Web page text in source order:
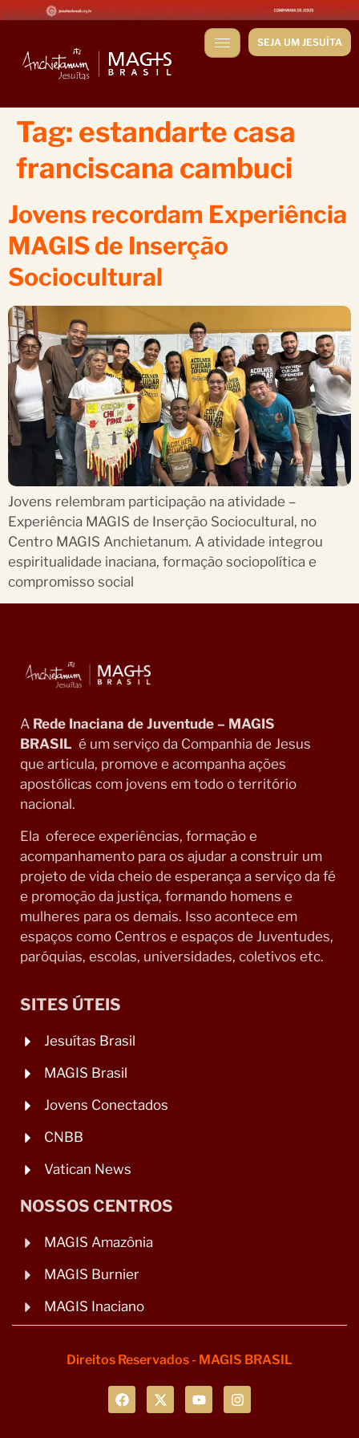
SEJA UM JESUÍTA
Tag: estandarte casa
franciscana cambuci
Jovens recordam Experiência
MAGIS de Inserção
Sociocultural
Jovens relembram participação na atividade –
Experiência MAGIS de Inserção Sociocultural, no
Centro MAGIS Anchietanum. A atividade integrou
espiritualidade inaciana, formação sociopolítica e
compromisso social
A Rede Inaciana de Juventude – MAGIS
BRASIL é um serviço da Companhia de Jesus
que articula, promove e acompanha ações
apostólicas com jovens em todo o território
nacional.
Ela oferece experiências, formação e
acompanhamento para os ajudar a construir um
projeto de vida cheio de esperança a serviço da fé
e promoção da justiça, formando homens e
mulheres para os demais. Isso acontece em
espaços como Centros e espaços de Juventudes,
paróquias, escolas, universidades, coletivos etc.
SITES ÚTEIS
Jesuítas Brasil
MAGIS Brasil
Jovens Conectados
CNBB
Vatican News
NOSSOS CENTROS
MAGIS Amazônia
MAGIS Burnier
MAGIS Inaciano
Direitos Reservados - MAGIS BRASIL